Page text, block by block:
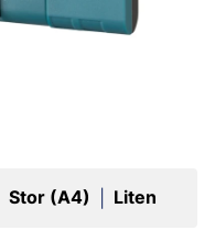
Stor (A4) Liten